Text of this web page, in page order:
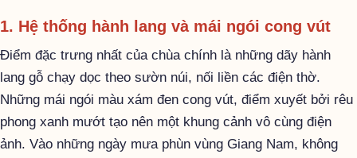
1. Hệ thống hành lang và mái ngói cong vút
Điểm đặc trưng nhất của chùa chính là những dãy hành
lang gỗ chạy dọc theo sườn núi, nối liền các điện thờ.
Những mái ngói màu xám đen cong vút, điểm xuyết bởi rêu
phong xanh mướt tạo nên một khung cảnh vô cùng điện
ảnh. Vào những ngày mưa phùn vùng Giang Nam, không